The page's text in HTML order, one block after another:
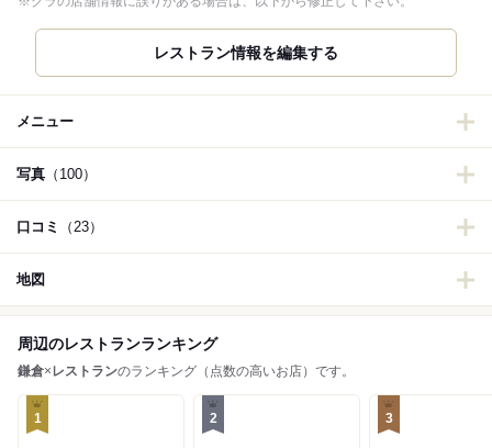
レストラン情報を編集する
メニュー
写真 （100）
口コミ （23）
地図
周辺のレストランランキング
鎌倉× レストランのランキング（点数の高いお店）です。
1 2 3